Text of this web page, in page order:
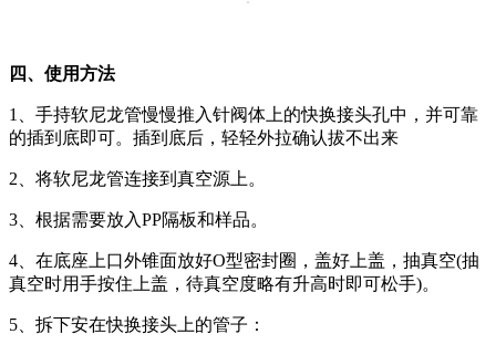
四、使用方法
1、手持软尼龙管慢慢推入针阀体上的快换接头孔中，并可靠
的插到底即可。插到底后，轻轻外拉确认拔不出来
2、将软尼龙管连接到真空源上。
3、根据需要放入PP隔板和样品。
4、在底座上口外锥面放好O型密封圈，盖好上盖，抽真空(抽
真空时用手按住上盖，待真空度略有升高时即可松手)。
5、拆下安在快换接头上的管子：